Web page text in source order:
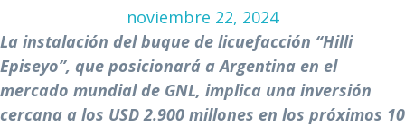
noviembre 22, 2024
La instalación del buque de licuefacción “Hilli
Episeyo”, que posicionará aArgentina en el
mercado mundial de GNL, implica una inversión
cercana a los USD 2.900 millones en los próximos 10